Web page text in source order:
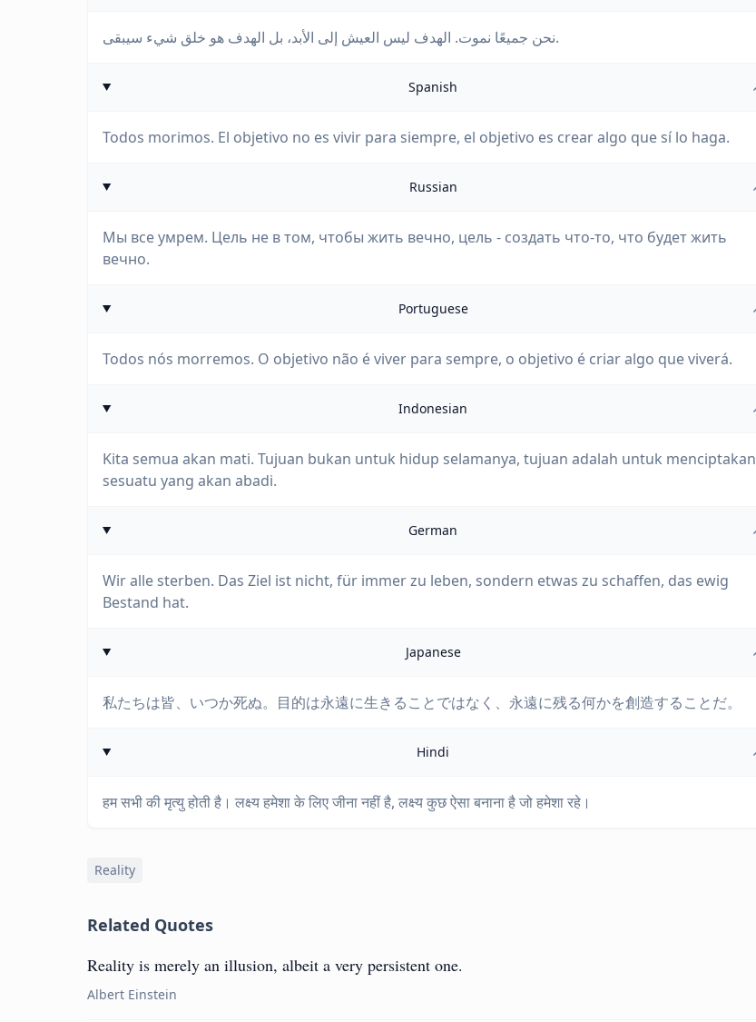
نحن جميعًا نموت. الهدف ليس العيش إلى الأبد، بل الهدف هو خلق شيء سيبقى.
Spanish
Todos morimos. El objetivo no es vivir para siempre, el objetivo es crear algo que sí lo haga.
Russian
Мы все умрем. Цель не в том, чтобы жить вечно, цель - создать что-то, что будет жить
вечно.
Portuguese
Todos nós morremos. O objetivo não é viver para sempre, o objetivo é criar algo que viverá.
Indonesian
Kita semua akan mati. Tujuan bukan untuk hidup selamanya, tujuan adalah untuk menciptakan
sesuatu yang akan abadi.
German
Wir alle sterben. Das Ziel ist nicht, für immer zu leben, sondern etwas zu schaffen, das ewig
Bestand hat.
Japanese
私たちは皆、いつか死ぬ。目的は永遠に生きることではなく、永遠に残る何かを創造することだ。
Hindi
हम सभी की मृत्यु होती है। लक्ष्य हमेशा के लिए जीना नहीं है, लक्ष्य कुछ ऐसा बनाना है जो हमेशा रहे।
Reality
Related Quotes
Reality is merely an illusion, albeit a very persistent one.
Albert Einstein